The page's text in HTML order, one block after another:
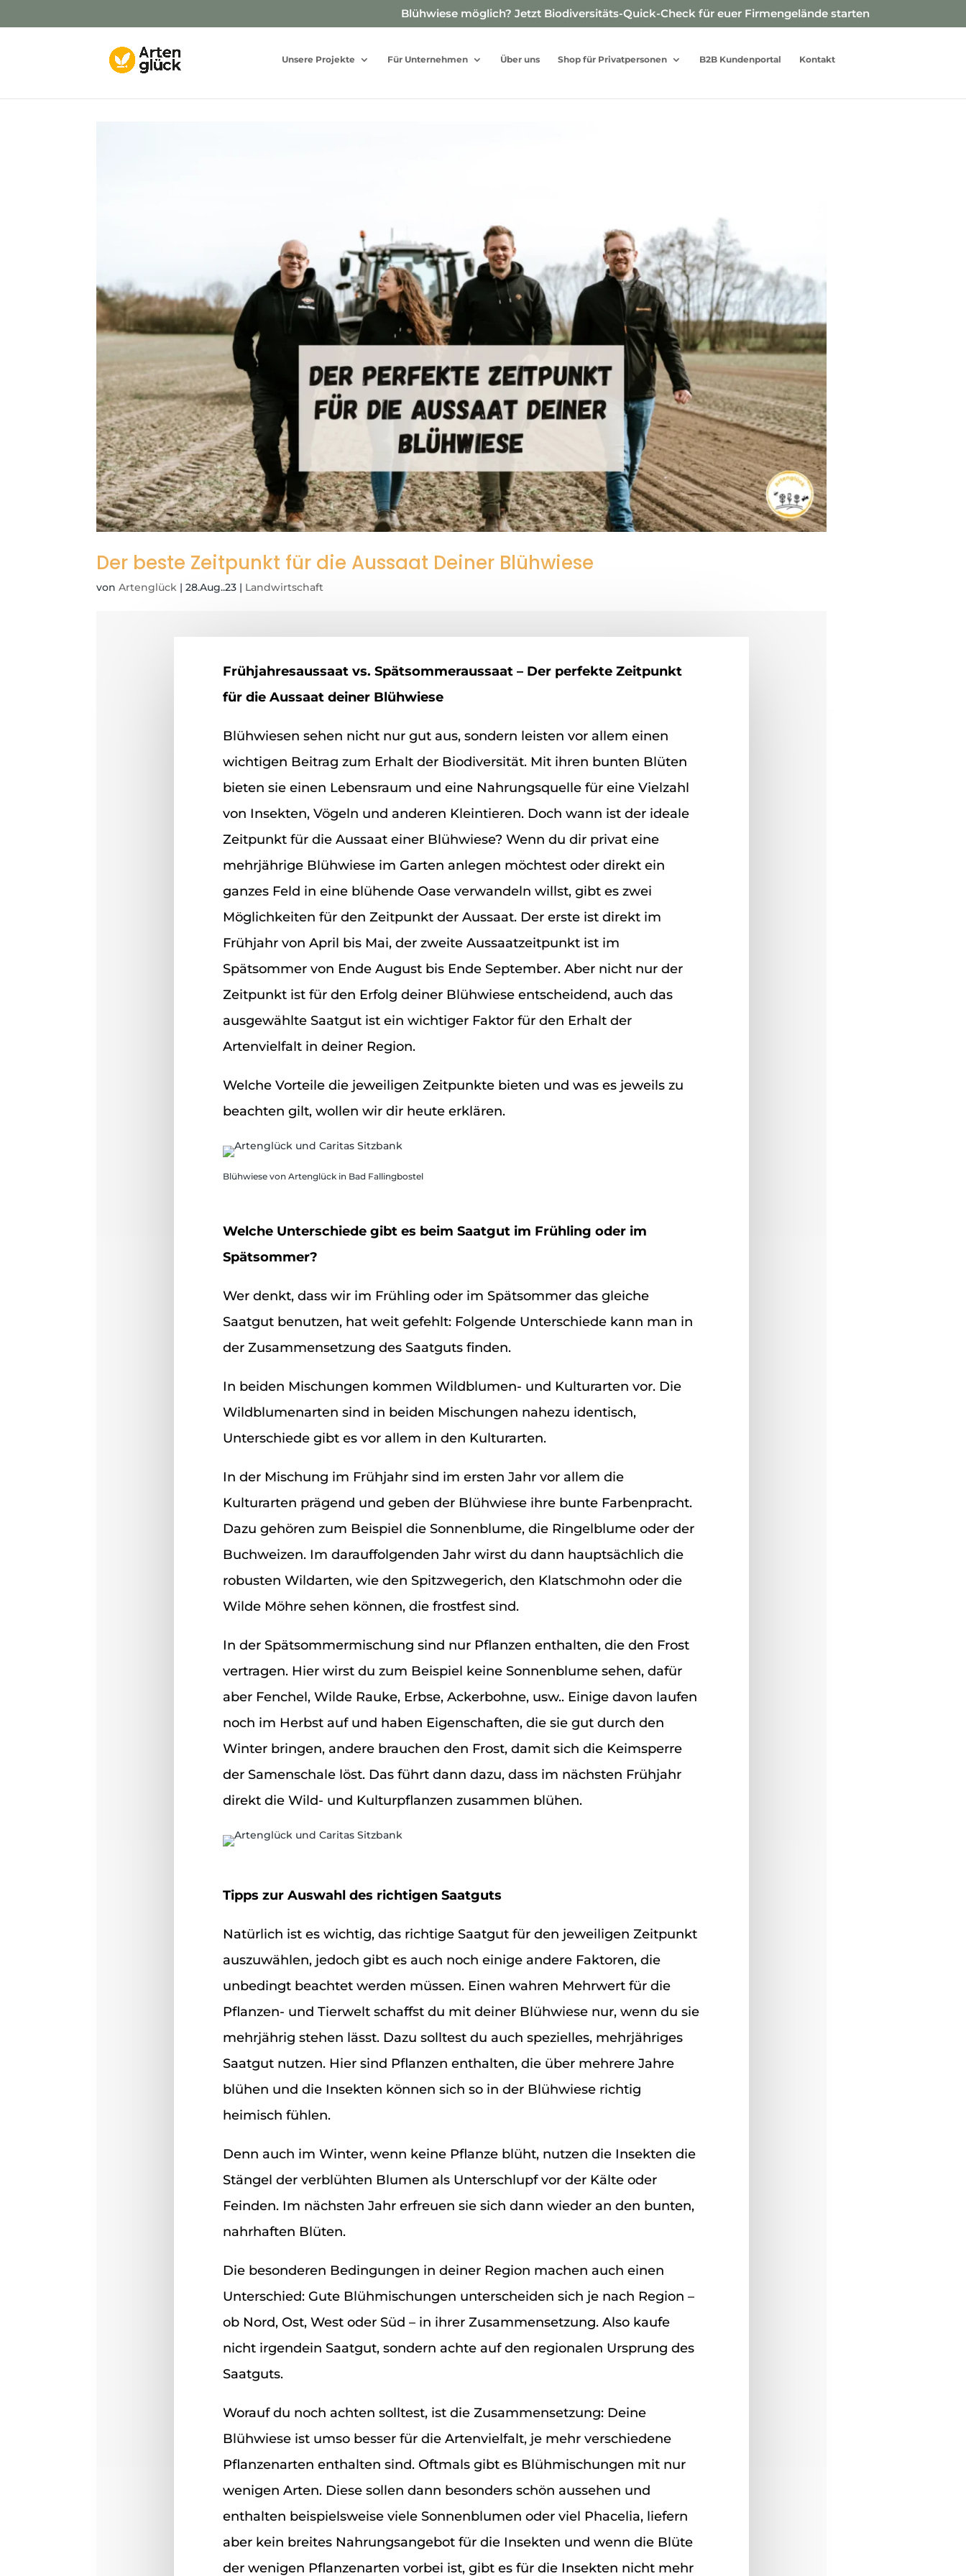
Blühwiese möglich? Jetzt Biodiversitäts-Quick-Check für euer Firmengelände starten
Unsere Projekte Für Unternehmen Über uns Shop für Privatpersonen B2B Kundenportal Kontakt
Der beste Zeitpunkt für die Aussaat Deiner Blühwiese
vonArtenglück |28.Aug..23 | Landwirtschaft
Frühjahresaussaat vs. Spätsommeraussaat – Der perfekte Zeitpunkt
für die Aussaat deiner Blühwiese
Blühwiesen sehen nicht nur gut aus, sondern leisten vor allem einen
wichtigen Beitrag zum Erhalt der Biodiversität. Mit ihren bunten Blüten
bieten sie einen Lebensraum und eine Nahrungsquelle für eine Vielzahl
von Insekten, Vögeln und anderen Kleintieren. Doch wann ist der ideale
Zeitpunkt für die Aussaat einer Blühwiese? Wenn du dir privat eine
mehrjährige Blühwiese im Garten anlegen möchtest oder direkt ein
ganzes Feld in eine blühende Oase verwandeln willst, gibt es zwei
Möglichkeiten für den Zeitpunkt der Aussaat. Der erste ist direkt im
Frühjahr von April bis Mai, der zweite Aussaatzeitpunkt ist im
Spätsommer von Ende August bis Ende September. Aber nicht nur der
Zeitpunkt ist für den Erfolg deiner Blühwiese entscheidend, auch das
ausgewählte Saatgut ist ein wichtiger Faktor für den Erhalt der
Artenvielfalt in deiner Region.
Welche Vorteile die jeweiligen Zeitpunkte bieten und was es jeweils zu
beachten gilt, wollen wir dir heute erklären.
Blühwiese von Artenglück in Bad Fallingbostel
Welche Unterschiede gibt es beim Saatgut im Frühling oder im
Spätsommer?
Wer denkt, dass wir im Frühling oder im Spätsommer das gleiche
Saatgut benutzen, hat weit gefehlt: Folgende Unterschiede kann man in
der Zusammensetzung des Saatguts finden.
In beiden Mischungen kommen Wildblumen- und Kulturarten vor. Die
Wildblumenarten sind in beiden Mischungen nahezu identisch,
Unterschiede gibt es vor allem in den Kulturarten.
In der Mischung im Frühjahr sind im ersten Jahr vor allem die
Kulturarten prägend und geben der Blühwiese ihre bunte Farbenpracht.
Dazu gehören zum Beispiel die Sonnenblume, die Ringelblume oder der
Buchweizen. Im darauffolgenden Jahr wirst du dann hauptsächlich die
robusten Wildarten, wie den Spitzwegerich, den Klatschmohn oder die
Wilde Möhre sehen können, die frostfest sind.
In der Spätsommermischung sind nur Pflanzen enthalten, die den Frost
vertragen. Hier wirst du zum Beispiel keine Sonnenblume sehen, dafür
aber Fenchel, Wilde Rauke, Erbse, Ackerbohne, usw.. Einige davon laufen
noch im Herbst auf und haben Eigenschaften, die sie gut durch den
Winter bringen, andere brauchen den Frost, damit sich die Keimsperre
der Samenschale löst. Das führt dann dazu, dass im nächsten Frühjahr
direkt die Wild- und Kulturpflanzen zusammen blühen.
Tipps zur Auswahl des richtigen Saatguts
Natürlich ist es wichtig, das richtige Saatgut für den jeweiligen Zeitpunkt
auszuwählen, jedoch gibt es auch noch einige andere Faktoren, die
unbedingt beachtet werden müssen. Einen wahren Mehrwert für die
Pflanzen- und Tierwelt schaffst du mit deiner Blühwiese nur, wenn du sie
mehrjährig stehen lässt. Dazu solltest du auch spezielles, mehrjähriges
Saatgut nutzen. Hier sind Pflanzen enthalten, die über mehrere Jahre
blühen und die Insekten können sich so in der Blühwiese richtig
heimisch fühlen.
Denn auch im Winter, wenn keine Pflanze blüht, nutzen die Insekten die
Stängel der verblühten Blumen als Unterschlupf vor der Kälte oder
Feinden. Im nächsten Jahr erfreuen sie sich dann wieder an den bunten,
nahrhaften Blüten.
Die besonderen Bedingungen in deiner Region machen auch einen
Unterschied: Gute Blühmischungen unterscheiden sich je nach Region –
ob Nord, Ost, West oder Süd – in ihrer Zusammensetzung. Also kaufe
nicht irgendein Saatgut, sondern achte auf den regionalen Ursprung des
Saatguts.
Worauf du noch achten solltest, ist die Zusammensetzung: Deine
Blühwiese ist umso besser für die Artenvielfalt, je mehr verschiedene
Pflanzenarten enthalten sind. Oftmals gibt es Blühmischungen mit nur
wenigen Arten. Diese sollen dann besonders schön aussehen und
enthalten beispielsweise viele Sonnenblumen oder viel Phacelia, liefern
aber kein breites Nahrungsangebot für die Insekten und wenn die Blüte
der wenigen Pflanzenarten vorbei ist, gibt es für die Insekten nicht mehr